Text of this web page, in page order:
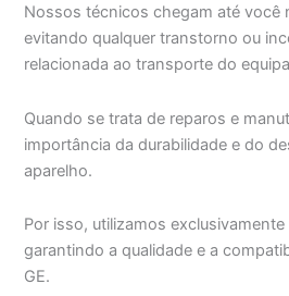
Nossos técnicos chegam até você
evitando qualquer transtorno ou
relacionada ao transporte do
Quando se trata de reparos e
importância da durabilidade e do
aparelho.
Por isso, utilizamos
garantindo a qualidade e a
GE.